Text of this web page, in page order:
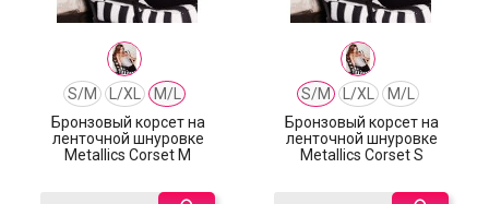
S/M L/XL
M/L
Бронзовый корсет на
ленточной шнуровке
Metallics Corset M
S/M L/XL
M/L
Бронзовый корсет на
ленточной шнуровке
Metallics Corset S